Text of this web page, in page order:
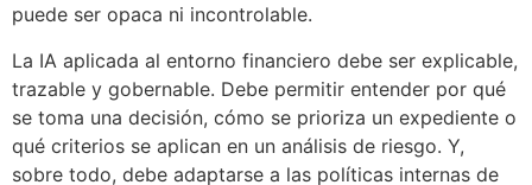
puede ser opaca ni incontrolable.
La IA aplicada al entorno financiero debe ser explicable,
trazable y gobernable. Debe permitir entender por qué
se toma una decisión, cómo se prioriza un expediente o
qué criterios se aplican en un análisis de riesgo. Y,
sobre todo, debe adaptarse a las políticas internas de